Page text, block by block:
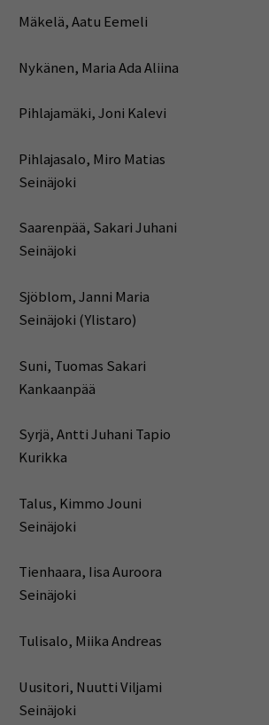
Mäkelä, Aatu Eemeli
Nykänen, Maria Ada
Pihlajamäki, Joni
Pihlajasalo, Miro
Seinäjoki
Saarenpää, Sakari
Seinäjoki
Sjöblom, Janni
Seinäjoki (Ylistaro)
Suni, Tuomas
Kankaanpää
Syrjä, Antti Juhani
Kurikka
Talus, Kimmo
Seinäjoki
Tienhaara, Iisa
Seinäjoki
Tulisalo, Miika
Uusitori, Nuutti
Seinäjoki